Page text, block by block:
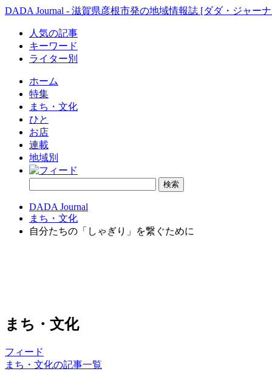
DADA Journal - 滋賀県彦根市発の地域情報誌 [ダダ・ジャー
人気の記事
キーワード
ライター別
ホーム
特集
まち・文化
ひと
お店
連載
地域別
DADA Journal
まち・文化
自分たちの「しゃぎり」を繋ぐために
まち・文化
フィード
まち・文化の記事一覧